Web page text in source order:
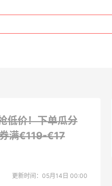
低价！下单瓜分
满€119-€17
更新时间：05月14日 00:00